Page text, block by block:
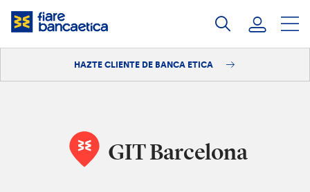
Saltar
HAZTE CLIENTE DE BANCA ETICA
GIT Barcelona